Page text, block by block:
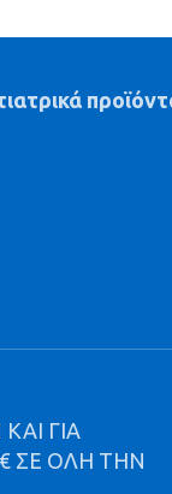
ΓΙΑ
ΣΕ ΟΛΗ ΤΗΝ